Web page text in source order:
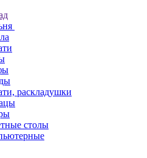
раскладушки
столы